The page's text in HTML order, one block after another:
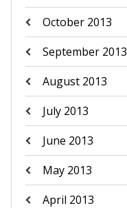
October 2013
September 2013
August 2013
July 2013
June 2013
May 2013
April 2013